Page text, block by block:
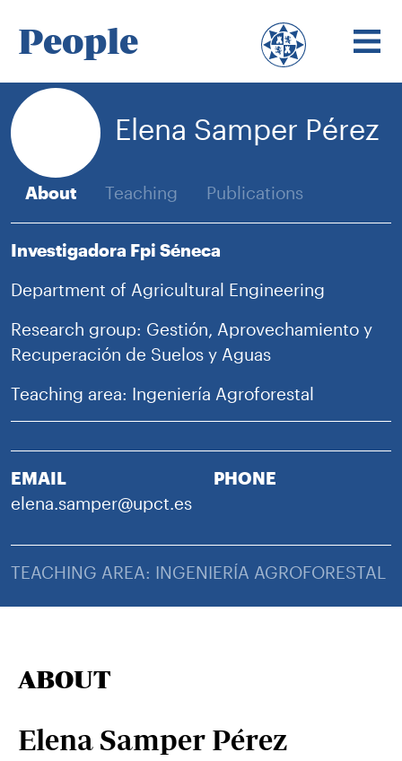
People
Elena Samper Pérez
About Teaching Publications
Investigadora Fpi Séneca
Department of Agricultural Engineering
Research group: Gestión, Aprovechamiento y
Recuperación de Suelos y Aguas
Teaching area: Ingeniería Agroforestal
EMAIL
elena.samper@upct.es
PHONE
TEACHING AREA: INGENIERÍA AGROFORESTAL
ABOUT
Elena Samper Pérez